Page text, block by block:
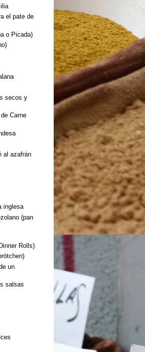
el pate de
o Picada)
secos y
Carne
al azafrán
inglesa
(pan
Rolls)
un
salsas